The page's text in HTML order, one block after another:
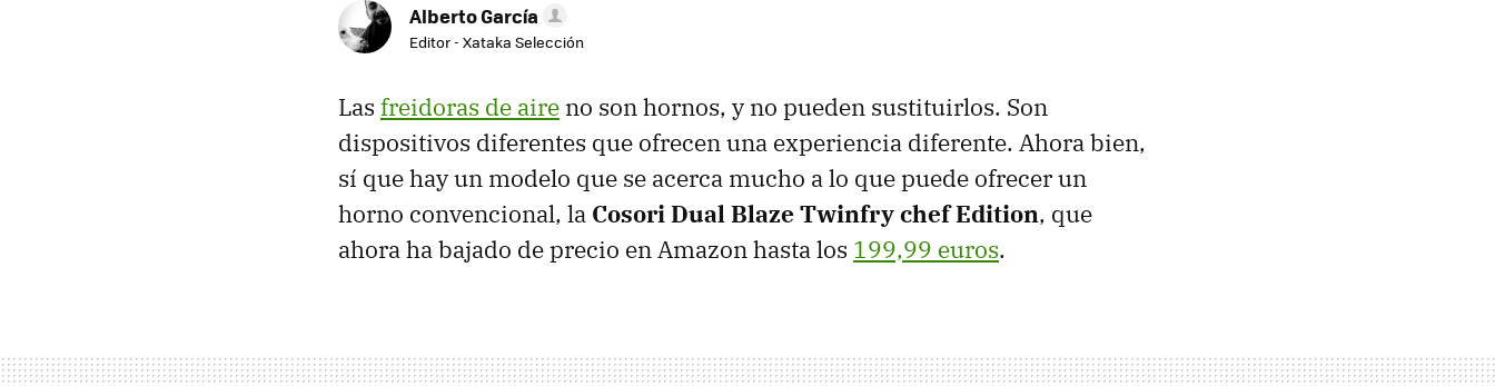
Alberto García
Editor - Xataka Selección
Las freidoras de aire no son hornos, y no pueden sustituirlos. Son
dispositivos diferentes que ofrecen una experiencia diferente. Ahora bien,
sí que hay un modelo que se acerca mucho a lo que puede ofrecer un
horno convencional, la Cosori Dual Blaze Twinfry chef Edition, que
ahora ha bajado de precio en Amazon hasta los 199,99 euros.